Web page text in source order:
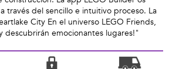
través del sencillo e intuitivo proceso. La
City En el universo LEGO Friends,
descubrirán emocionantes lugares!"